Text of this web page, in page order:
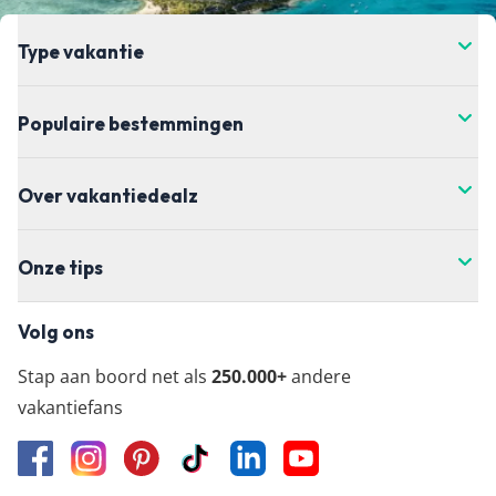
Type vakantie
Populaire bestemmingen
Over vakantiedealz
Onze tips
Volg ons
Stap aan boord net als 250.000+andere
vakantiefans